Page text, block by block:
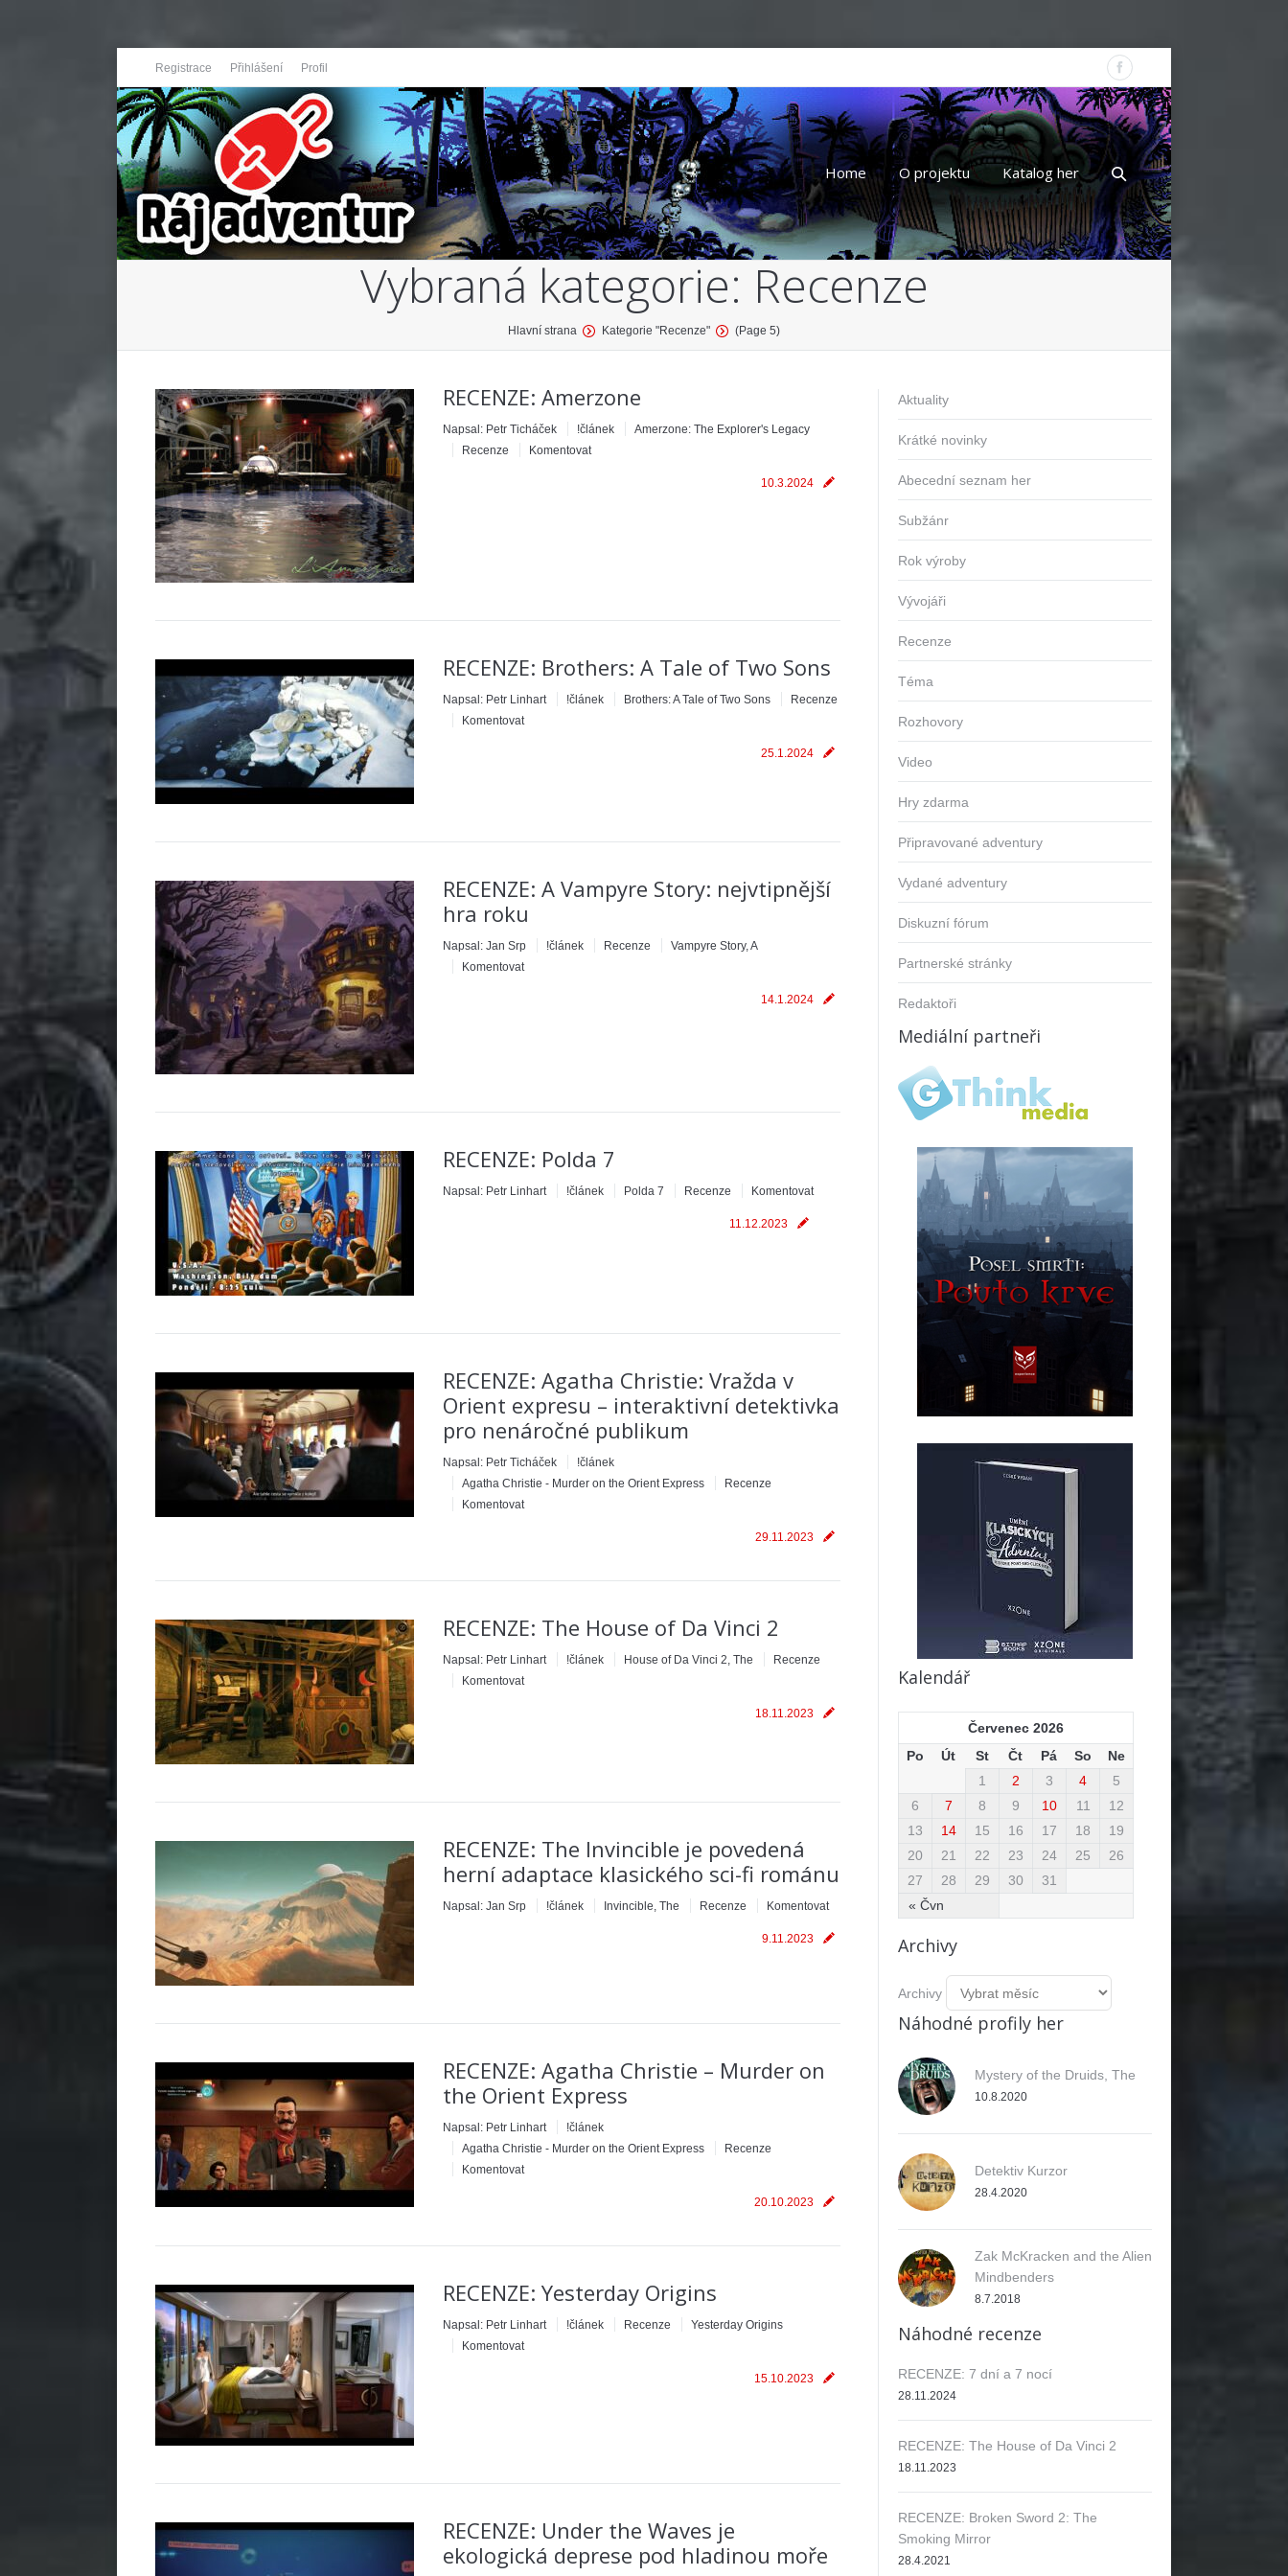
Registrace Přihlášení Profil
Home O projektu Katalog her
Vybraná kategorie: Recenze
Hlavní strana Kategorie "Recenze" (Page 5)
RECENZE: Amerzone
Napsal: Petr Ticháček !článek
Amerzone: The Explorer's Legacy
Recenze
Komentovat
10.3.2024
RECENZE: Brothers: A Tale of Two Sons
Napsal: Petr Linhart !článek Brothers: A Tale of Two Sons
Recenze
Komentovat
25.1.2024
RECENZE: A Vampyre Story: nejvtipnější
hra roku
Napsal: Jan Srp !článek Recenze
Vampyre Story, A
Komentovat
14.1.2024
RECENZE: Polda 7
Napsal: Petr Linhart !článek Polda 7 Recenze Komentovat
11.12.2023
RECENZE: Agatha Christie: Vražda v
Orient expresu – interaktivní detektivka
pro nenáročné publikum
Napsal: Petr Ticháček
!článek
Agatha Christie - Murder on the Orient Express
Recenze
Komentovat
29.11.2023
RECENZE: The House of Da Vinci 2
Napsal: Petr Linhart !článek House of Da Vinci 2, The
Recenze
Komentovat
18.11.2023
RECENZE: The Invincible je povedená
herní adaptace klasického sci-fi románu
Napsal: Jan Srp !článek Invincible, The Recenze Komentovat
9.11.2023
RECENZE: Agatha Christie – Murder on
the Orient Express
Napsal: Petr Linhart
!článek
Agatha Christie - Murder on the Orient Express
Recenze
Komentovat
20.10.2023
RECENZE: Yesterday Origins
Napsal: Petr Linhart !článek Recenze
Yesterday Origins
Komentovat
15.10.2023
RECENZE: Under the Waves je
ekologická deprese pod hladinou moře
Aktuality
Krátké novinky
Abecední seznam her
Subžánr
Rok výroby
Vývojáři
Recenze
Téma
Rozhovory
Video
Hry zdarma
Připravované adventury
Vydané adventury
Diskuzní fórum
Partnerské stránky
Redaktoři
Mediální partneři
Kalendář
Červenec 2026
Po
Út St Čt Pá So Ne
« Čvn
1 2 3 4
5
6
7 8 9 10 11
12
13
14 15 16 17 18
19
20
21 22 23 24 25
26
27
28 29 30 31
Archivy
Archivy
Náhodné profily her
Mystery of the Druids, The
10.8.2020
Detektiv Kurzor
28.4.2020
Zak McKracken and the Alien
Mindbenders
8.7.2018
Náhodné recenze
RECENZE: 7 dní a 7 nocí
28.11.2024
RECENZE: The House of Da Vinci 2
18.11.2023
RECENZE: Broken Sword 2: The
Smoking Mirror
28.4.2021